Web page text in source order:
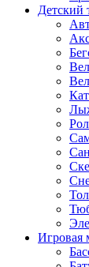
Детский
Игровая